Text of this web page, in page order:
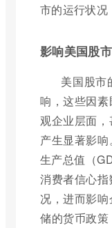
市的运行状况
影响美国股
美国股市
响，这些因
观企业层面
产生显著影
生产总值（
消费者信心
况，进而影
储的货币政